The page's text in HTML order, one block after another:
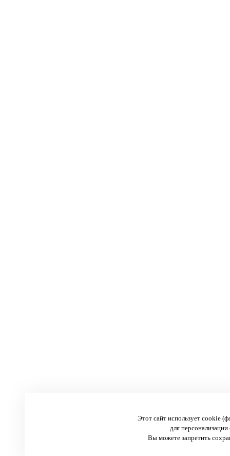
Этот сайт использует cookie
для персонализации
Вы можете запретить